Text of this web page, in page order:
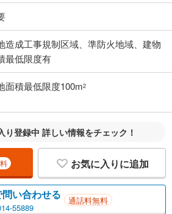
造成工事規制区域、準防火地域、建物
最低限度有
面積最低限度100m2
り登録中 詳しい情報をチェック！
お気に入りに追加
い合わせる
55889
通話料無料